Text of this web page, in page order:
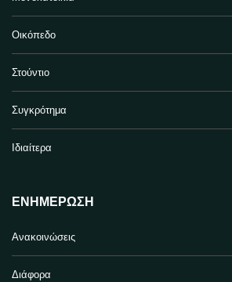
Οικόπεδο
Στούντιο
Συγκρότημα
Ιδιαίτερα
ΕΝΗΜΈΡΩΣΗ
Ανακοινώσεις
Διάφορα